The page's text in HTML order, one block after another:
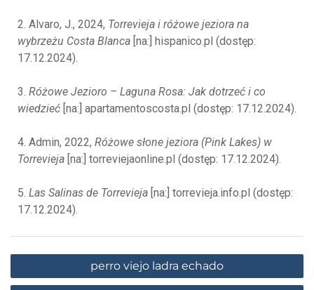
2. Alvaro, J., 2024, Torrevieja i różowe jeziora na
wybrzeżu Costa Blanca [na:] hispanico.pl (dostęp:
17.12.2024).
3. Różowe Jezioro – Laguna Rosa: Jak dotrzeć i co
wiedzieć [na:] apartamentoscosta.pl (dostęp: 17.12.2024).
4. Admin, 2022, Różowe słone jeziora (Pink Lakes) w
Torrevieja [na:] torreviejaonline.pl (dostęp: 17.12.2024).
5. Las Salinas de Torrevieja [na:] torrevieja.info.pl (dostęp:
17.12.2024).
perro viejo ladra echado